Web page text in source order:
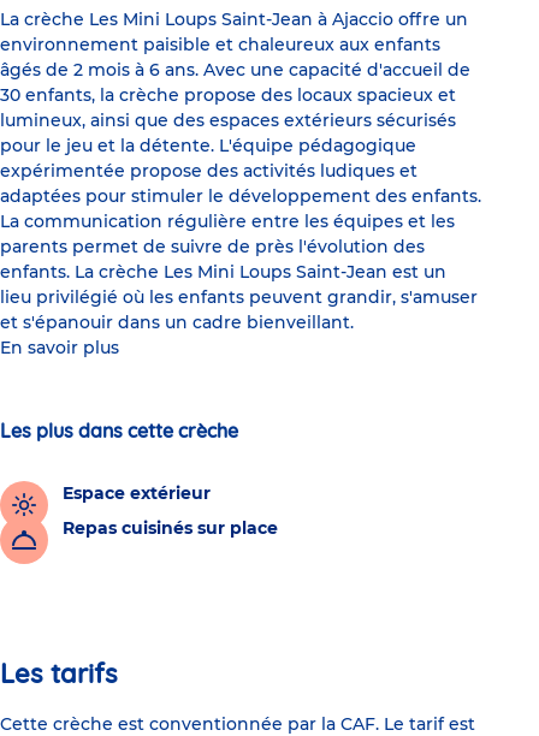
La crèche Les Mini Loups Saint-Jean à Ajaccio offre un
environnement paisible et chaleureux aux enfants
âgés de 2 mois à 6 ans. Avec une capacité d'accueil de
30 enfants, la crèche propose des locaux spacieux et
lumineux, ainsi que des espaces extérieurs sécurisés
pour le jeu et la détente. L'équipe pédagogique
expérimentée propose des activités ludiques et
adaptées pour stimuler le développement des enfants.
La communication régulière entre les équipes et les
parents permet de suivre de près l'évolution des
enfants. La crèche Les Mini Loups Saint-Jean est un
lieu privilégié où les enfants peuvent grandir, s'amuser
et s'épanouir dans un cadre bienveillant.
En savoir plus
Les plus dans cette crèche
Espace extérieur
Repas cuisinés sur place
Les tarifs
Cette crèche est conventionnée par la CAF. Le tarif est